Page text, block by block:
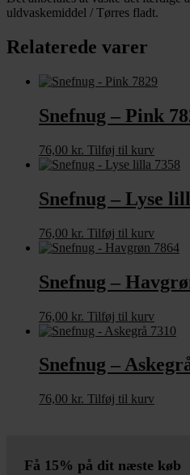
uldvaskemiddel / Tørres fladt.
Relaterede varer
Snefnug – Pink
76,00 kr. Tilføj til kurv
Snefnug – Lyse
76,00 kr. Tilføj til kurv
Snefnug –
76,00 kr. Tilføj til kurv
Snefnug –
76,00 kr. Tilføj til kurv
Få 15% på dit næste køb